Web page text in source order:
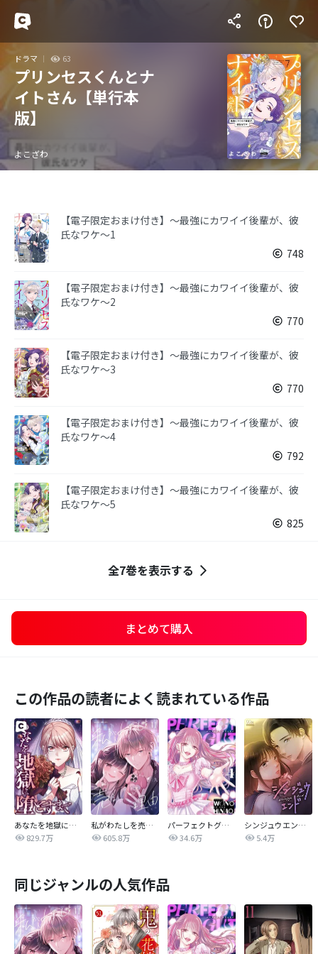
ドラマ 63
プリンセスくんとナ
イトさん【単行本
版】
よこざわ
【電子限定おまけ付き】～最強にカワイイ後輩が、彼
氏なワケ～1
748
【電子限定おまけ付き】～最強にカワイイ後輩が、彼
氏なワケ～2
770
【電子限定おまけ付き】～最強にカワイイ後輩が、彼
氏なワケ～3
770
【電子限定おまけ付き】～最強にカワイイ後輩が、彼
氏なワケ～4
792
【電子限定おまけ付き】～最強にカワイイ後輩が、彼
氏なワケ～5
825
全7巻を表示する
まとめて購入
この作品の読者によく読まれている作品
あなたを地獄に堕とすまで
829.7万
私がわたしを売る理由
605.8万
パーフェクトグリッター
34.6万
シンジュウエンド【タテヨミ】
5.4万
同じジャンルの人気作品